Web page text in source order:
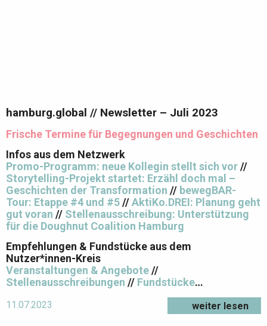
hamburg.global // Newsletter – Juli 2023
Frische Termine für Begegnungen und Geschichten
Infos aus dem Netzwerk
Promo-Programm: neue Kollegin stellt sich vor//
Storytelling-Projekt startet: Erzähl doch mal –
Geschichten der Transformation // bewegBAR-
Tour: Etappe #4 und #5//AktiKo.DREI: Planung geht
gut voran // Stellenausschreibung: Unterstützung
für die Doughnut Coalition Hamburg
Empfehlungen & Fundstücke aus dem
Nutzer*innen-Kreis
Veranstaltungen & Angebote//
Stellenausschreibungen // Fundstücke…
11.07.2023 weiter lesen